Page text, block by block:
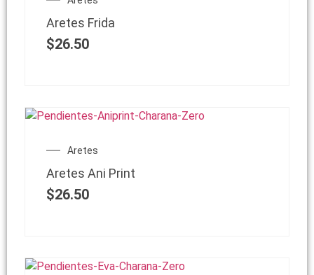
Aretes Frida
$26.50
Aretes
Aretes Ani Print
$26.50